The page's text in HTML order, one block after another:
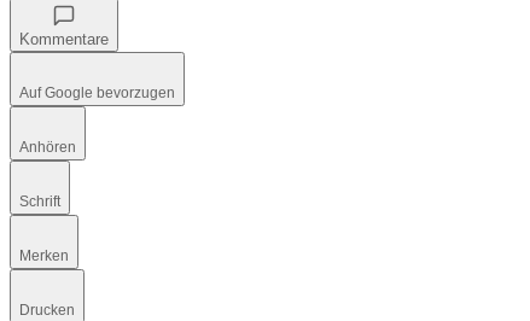
Kommentare
Auf Google bevorzugen
Anhören
Schrift
Merken
Drucken